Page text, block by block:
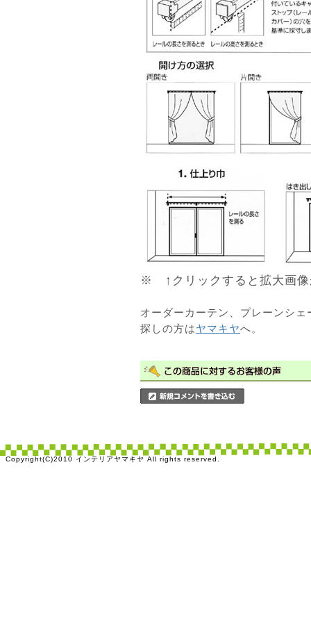
※ ↑クリックすると拡大画
オーダーカーテン、プレーンシ
探しの方はヤマキヤへ。
Copyright(C)2010 インテリアヤマキヤ All rights reserved.